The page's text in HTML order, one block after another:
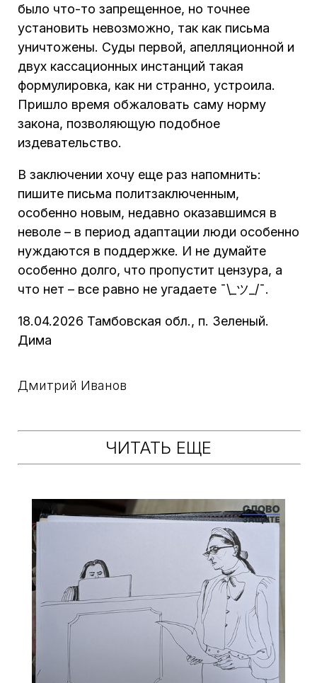
было что-то запрещенное, но точнее
установить невозможно, так как письма
уничтожены. Суды первой, апелляционной и
двух кассационных инстанций такая
формулировка, как ни странно, устроила.
Пришло время обжаловать саму норму
закона, позволяющую подобное
издевательство.
В заключении хочу еще раз напомнить:
пишите письма политзаключенным,
особенно новым, недавно оказавшимся в
неволе – в период адаптации люди особенно
нуждаются в поддержке. И не думайте
особенно долго, что пропустит цензура, а
что нет – все равно не угадаете ¯\_ツ_/¯.
18.04.2026 Тамбовская обл., п. Зеленый.
Дима
Дмитрий Иванов
ЧИТАТЬ ЕЩЕ